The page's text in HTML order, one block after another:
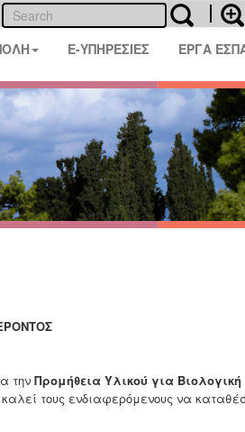
E-ΥΠΗΡΕΣΙΕΣ ΕΡΓΑ
την Προμήθεια Υλικού για Βιολογική
τους ενδιαφερόμενους να